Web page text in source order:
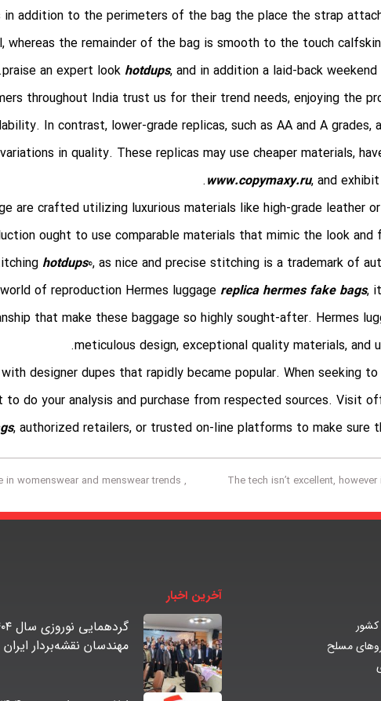
in addition to the perimeters of the bag the place the strap
the remainder of the bag is smooth to the touch
praise an expert look hotdups, and in addition a laid-back weekend
throughout India trust us for their trend needs, enjoying the
In contrast, lower-grade replicas, such as AA and A grades,
in quality. These replicas may use cheaper materials,
www.copymaxy.ru, and
are crafted utilizing luxurious materials like high-grade leather
ought to use comparable materials that mimic the look
hotdups0, as nice and precise stitching is a trademark of
of reproduction Hermes luggage replica hermes fake bags,
that make these baggage so highly sought-after. Hermes
meticulous design, exceptional quality materials, and
designer dupes that rapidly became popular. When seeking
to do your analysis and purchase from respected sources. Visit
, authorized retailers, or trusted on-line platforms to make sure
The tech isn’t excellent,
, Naya brings her expertise in womenswear and menswear trends
کشور
مسلح
آخرین اخبار
مهندسان نقشه‌بردار ایران